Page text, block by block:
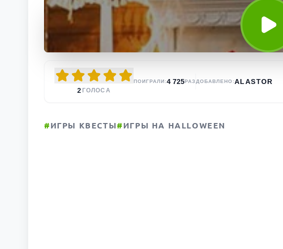
2 ГОЛОСА
ПОИГРАЛИ:4 725РАЗ ДОБАВЛЕНО:ALASTOR
#ИГРЫ КВЕСТЫ#ИГРЫ НА HALLOWEEN